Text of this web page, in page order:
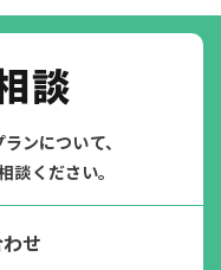
談
ンについて、
談ください。
せ